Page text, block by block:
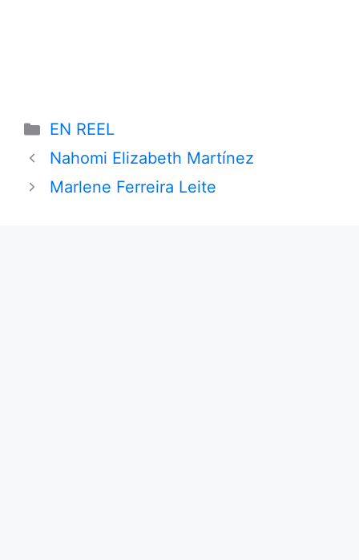
Categories
EN REEL
Nahomi Elizabeth Martínez
Marlene Ferreira Leite